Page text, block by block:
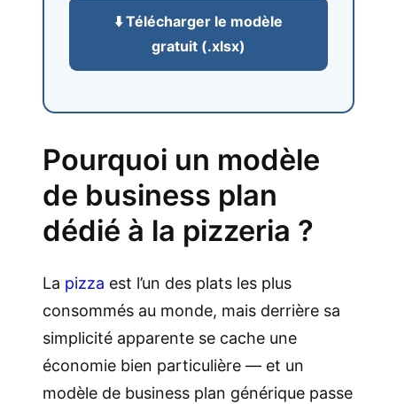
⬇️ Télécharger le modèle
gratuit (.xlsx)
Pourquoi un modèle
de business plan
dédié à la pizzeria ?
La pizza est l’un des plats les plus
consommés au monde, mais derrière sa
simplicité apparente se cache une
économie bien particulière — et un
modèle de business plan générique passe